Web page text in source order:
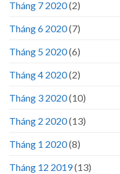
Tháng 7 2020(2)
Tháng 6 2020(7)
Tháng 5 2020(6)
Tháng 4 2020(2)
Tháng 3 2020(10)
Tháng 2 2020(13)
Tháng 1 2020(8)
Tháng 12 2019(13)